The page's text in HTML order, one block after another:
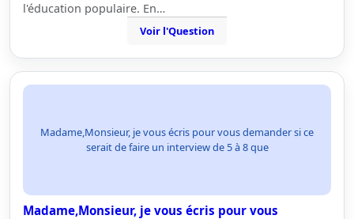
l'éducation populaire. En…
Voir l'Question
Madame,Monsieur, je vous écris pour vous demander si ce
serait de faire un interview de 5 à 8 que
Madame,Monsieur, je vous écris pour vous